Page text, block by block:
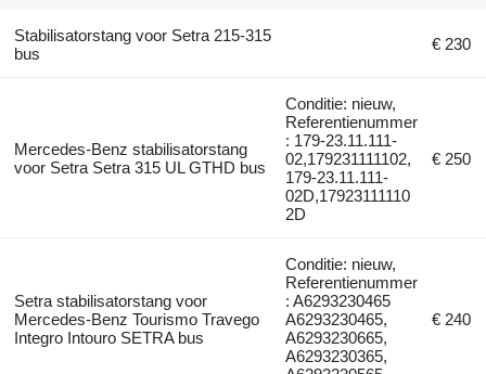
Stabilisatorstang voor Setra 215-315
bus
€ 230
Mercedes-Benz stabilisatorstang
voor Setra Setra 315 UL GTHD bus
Conditie: nieuw,
Referentienummer
: 179-23.11.111-
02,179231111102,
179-23.11.111-
02D,17923111110
2D
€ 250
Setra stabilisatorstang voor
Mercedes-Benz Tourismo Travego
Integro Intouro SETRA bus
Conditie: nieuw,
Referentienummer
: A6293230465
A6293230465,
A6293230665,
A6293230365,
€ 240